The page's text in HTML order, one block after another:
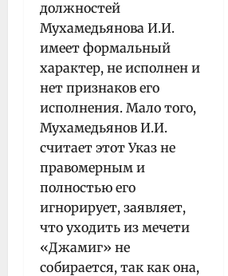
должностей
Мухамедьянова И.И.
имеет формальный
характер, не исполнен и
нет признаков его
исполнения. Мало того,
Мухамедьянов И.И.
считает этот Указ не
правомерным и
полностью его
игнорирует, заявляет,
что уходить из мечети
«Джамиг» не
собирается, так как она,